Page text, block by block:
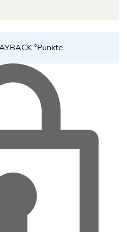
°Punkte